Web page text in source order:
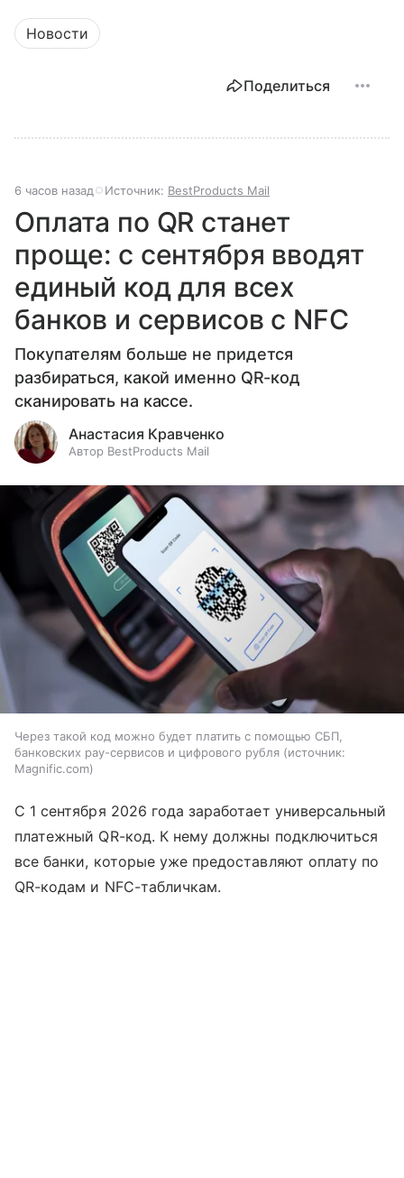
Новости
Поделиться
6 часов назад Источник: BestProducts Mail
Оплата по QR станет
проще: с сентября вводят
единый код для всех
банков и сервисов с NFC
Покупателям больше не придется
разбираться, какой именно QR-код
сканировать на кассе.
Анастасия Кравченко
Автор BestProducts Mail
Через такой код можно будет платить с помощью СБП,
банковских pay-сервисов и цифрового рубля
источник:
Magnific.com
С 1 сентября 2026 года заработает универсальный
платежный QR-код. К нему должны подключиться
все банки, которые уже предоставляют оплату по
QR-кодам и NFC-табличкам.